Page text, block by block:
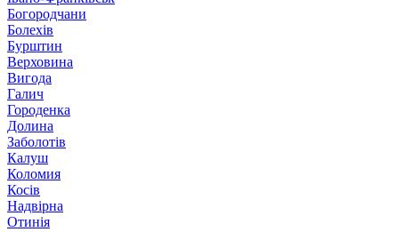
Богородчани
Болехів
Бурштин
Верховина
Вигода
Галич
Городенка
Долина
Заболотів
Калуш
Коломия
Косів
Надвірна
Отинія